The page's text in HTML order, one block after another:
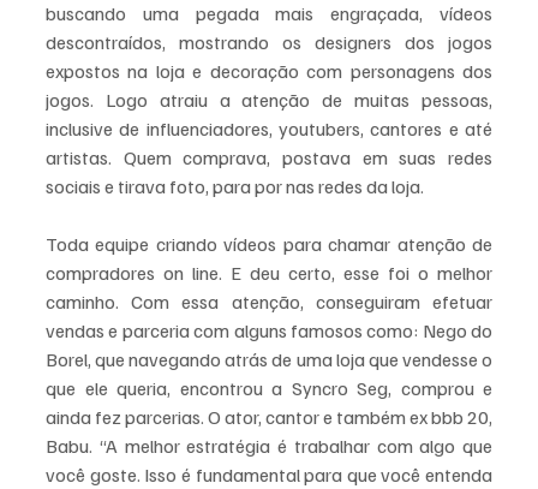
buscando uma pegada mais engraçada, vídeos
descontraídos, mostrando os designers dos jogos
expostos na loja e decoração com personagens dos
jogos. Logo atraiu a atenção de muitas pessoas,
inclusive de influenciadores, youtubers, cantores e até
artistas. Quem comprava, postava em suas redes
sociais e tirava foto, para por nas redes da loja.
Toda equipe criando vídeos para chamar atenção de
compradores on line. E deu certo, esse foi o melhor
caminho. Com essa atenção, conseguiram efetuar
vendas e parceria com alguns famosos como: Nego do
Borel, que navegando atrás de uma loja que vendesse o
que ele queria, encontrou a Syncro Seg, comprou e
ainda fez parcerias. O ator, cantor e também ex bbb 20,
Babu. “A melhor estratégia é trabalhar com algo que
você goste. Isso é fundamental para que você entenda